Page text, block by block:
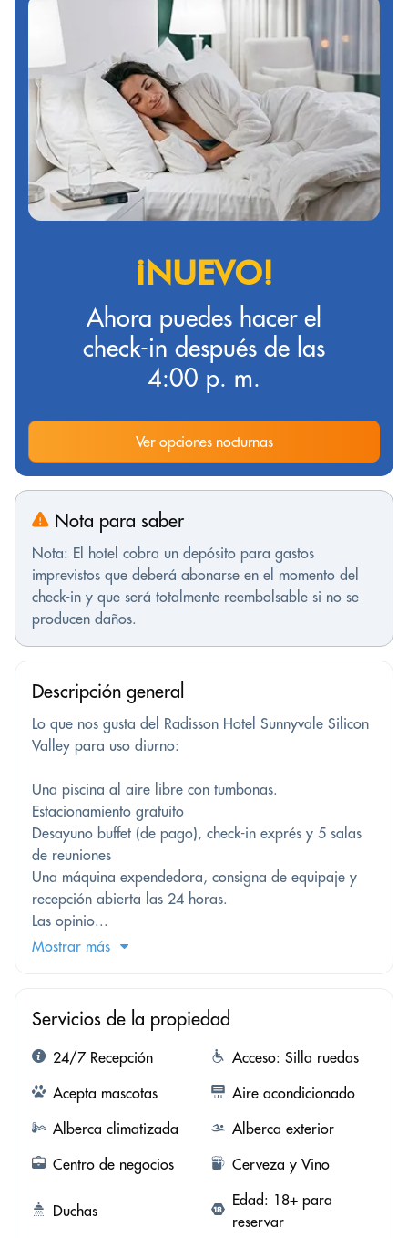
¡NUEVO!
Ahora puedes hacer el
check-in después de las
4:00 p. m.
Ver opciones nocturnas
Nota para saber
Nota: El hotel cobra un depósito para gastos
imprevistos que deberá abonarse en el momento del
check-in y que será totalmente reembolsable si no se
producen daños.
Descripción general
Lo que nos gusta del Radisson Hotel Sunnyvale Silicon
Valley para uso diurno:
Una piscina al aire libre con tumbonas.
Estacionamiento gratuito
Desayuno buffet (de pago), check-in exprés y 5 salas
de reuniones
Una máquina expendedora, consigna de equipaje y
recepción abierta las 24 horas.
Las opinio...
Mostrar más
Servicios de la propiedad
24/7 Recepción
Acceso: Silla ruedas
Acepta mascotas
Aire acondicionado
Alberca climatizada
Alberca exterior
Centro de negocios
Cerveza y Vino
Duchas
Edad: 18+ para
reservar